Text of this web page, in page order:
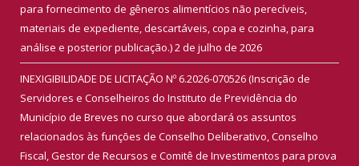
para fornecimento de gêneros alimentícios não perecíveis,
materiais de expediente, descartáveis, copa e cozinha, para
análise e posterior publicação.)2 de julho de 2026
INEXIGIBILIDADE DE LICITAÇÃO Nº 6.2026-070526 (Inscrição de
Servidores e Conselheiros do Instituto de Previdência do
Município de Breves no curso que abordará os assuntos
relacionados às funções de Conselho Deliberativo, Conselho
Fiscal, Gestor de Recursos e Comitê de Investimentos para prova